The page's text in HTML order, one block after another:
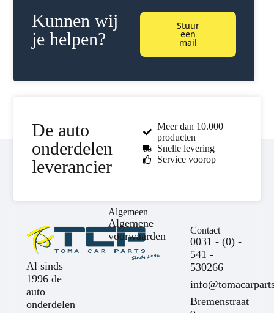
Kunnen wij
je helpen?
Stuur
een
mail
De auto
onderdelen
leverancier
Meer dan 10.000
producten
Snelle levering
Service voorop
Al sinds
1996 de
auto
onderdelen
Algemeen
Algemene
voorwaarden
Contact
0031 - (0) -
541 -
530266
Bremenstraat